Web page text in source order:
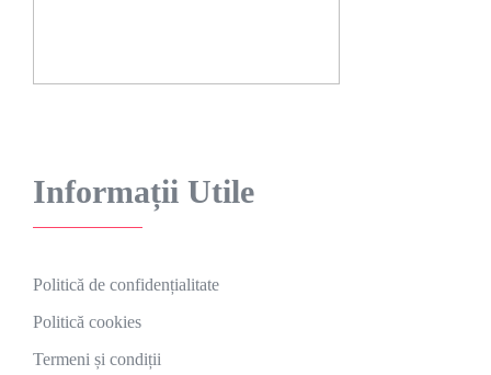
Informații Utile
Politică de confidențialitate
Politică cookies
Termeni și condiții